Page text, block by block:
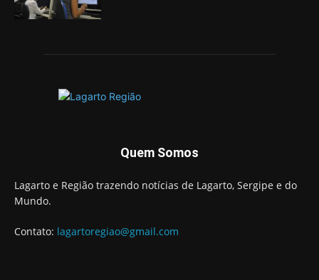
Quem Somos
Lagarto e Região trazendo notícias de Lagarto, Sergipe e do
Mundo.
Contato: lagartoregiao@gmail.com